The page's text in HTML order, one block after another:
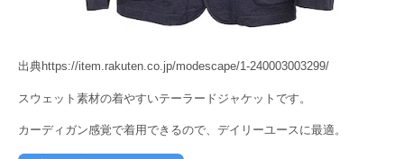
出典https://item.rakuten.co.jp/modescape/1-240003003299/
スウェット素材の着やすいテーラードジャケットです。
カーディガン感覚で着用できるので、デイリーユースに最適。